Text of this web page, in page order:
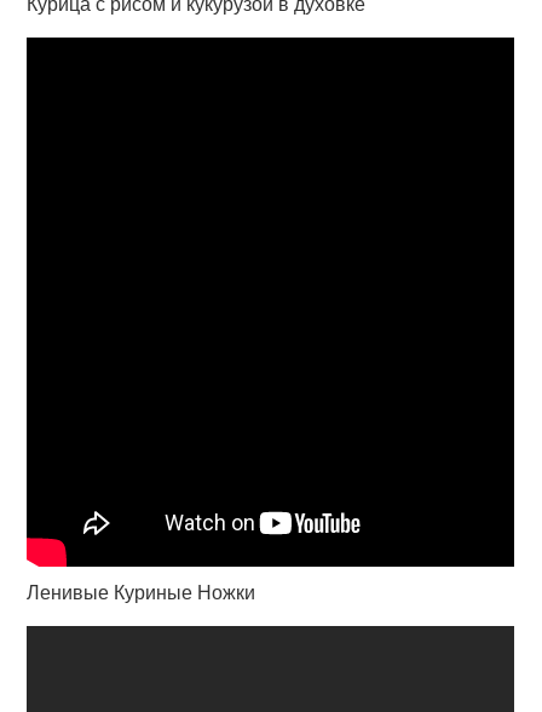
Ленивые Куриные Ножки